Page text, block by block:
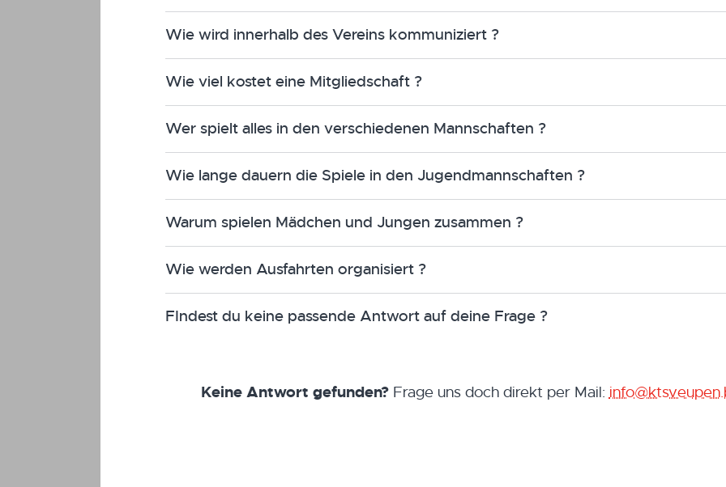
Wie wird innerhalb des Vereins kommuniziert ?
Wie viel kostet eine Mitgliedschaft ?
Wer spielt alles in den verschiedenen Mannschaften ?
Wie lange dauern die Spiele in den Jugendmannschaften ?
Warum spielen Mädchen und Jungen zusammen ?
Wie werden Ausfahrten organisiert ?
FIndest du keine passende Antwort auf deine Frage ?
Keine Antwort gefunden? Frage uns doch direkt per Mail: